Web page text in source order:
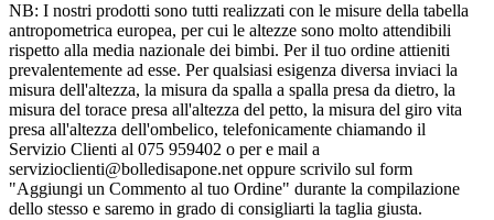
NB: I nostri prodotti sono tutti realizzati con le misure della tabella
antropometrica europea, per cui le altezze sono molto attendibili
rispetto alla media nazionale dei bimbi. Per il tuo ordine attieniti
prevalentemente ad esse. Per qualsiasi esigenza diversa inviaci la
misura dell'altezza, la misura da spalla a spalla presa da dietro, la
misura del torace presa all'altezza del petto, la misura del giro vita
presa all'altezza dell'ombelico, telefonicamente chiamando il
Servizio Clienti al 075 959402 o per e mail a
servizioclienti@bolledisapone.net oppure scrivilo sul form
"Aggiungi un Commento al tuo Ordine" durante la compilazione
dello stesso e saremo in grado di consigliarti la taglia giusta.